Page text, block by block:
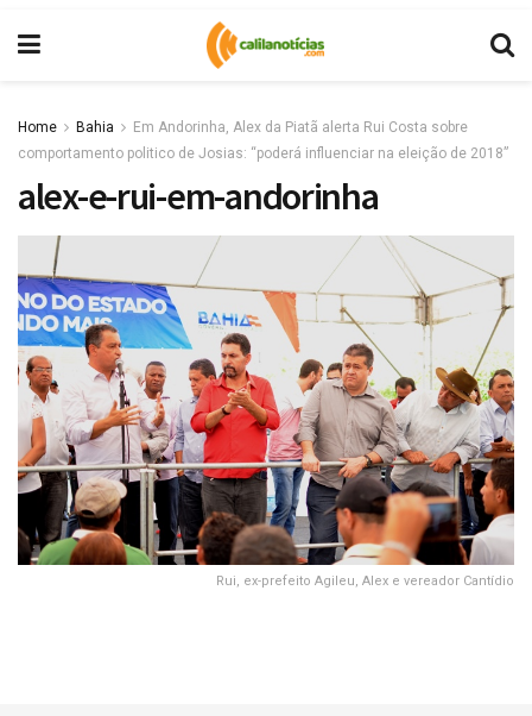
Home Bahia
Em Andorinha, Alex da Piatã alerta Rui Costa sobre
comportamento politico de Josias: “poderá influenciar na eleição de 2018”
alex-e-rui-em-andorinha
Rui, ex-prefeito Agileu, Alex e vereador Cantídio